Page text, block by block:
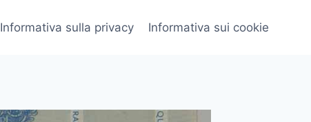
Informativa sulla privacy Informativa sui cookie